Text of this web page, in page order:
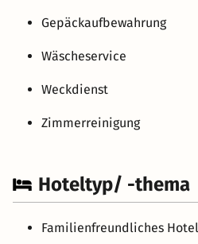
Gepäckaufbewahrung
Wäscheservice
Weckdienst
Zimmerreinigung
Hoteltyp/ -thema
Familienfreundliches Hotel